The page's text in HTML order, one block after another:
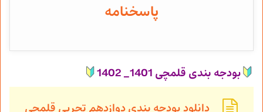
پاسخنامه
بودجه بندی قلمچی 1401_ 1402